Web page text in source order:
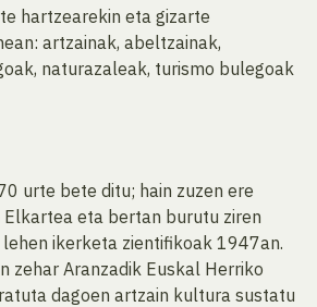
hartzearekin eta gizarte
artzainak, abeltzainak,
naturazaleak, turismo bulegoak
urte bete ditu; hain zuzen ere
eta bertan burutu ziren
ikerketa zientifikoak 1947an.
zehar Aranzadik Euskal Herriko
dagoen artzain kultura sustatu